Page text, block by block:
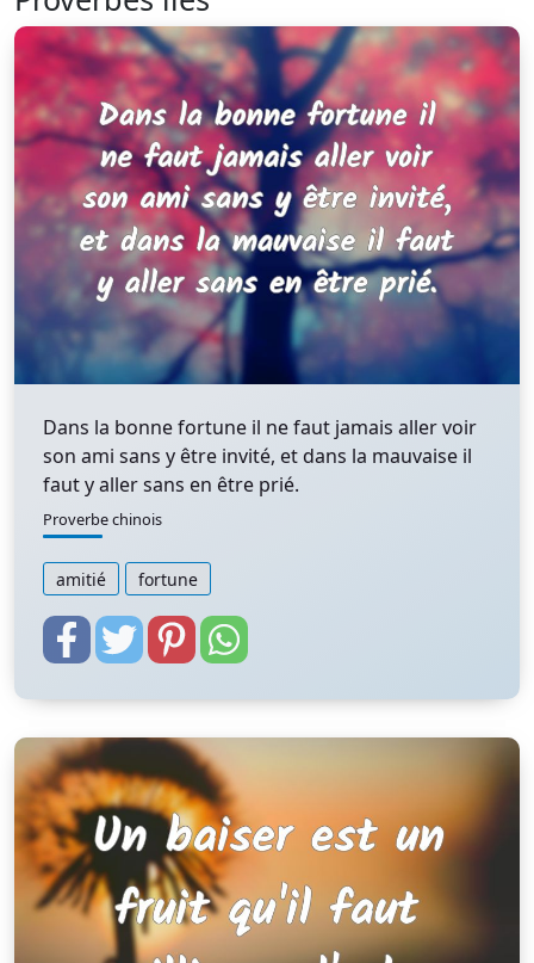
Dans la bonne fortune il ne faut jamais aller voir
son ami sans y être invité, et dans la mauvaise il
faut y aller sans en être prié.
Proverbe chinois
amitié fortune